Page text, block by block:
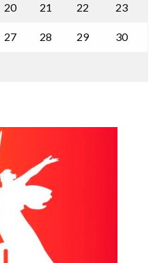
20 21 22 23
27 28 29 30